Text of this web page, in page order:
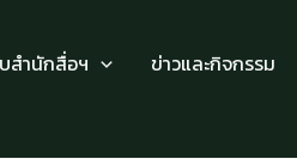
สำนักสื่อฯ ข่าวและกิจกรรม